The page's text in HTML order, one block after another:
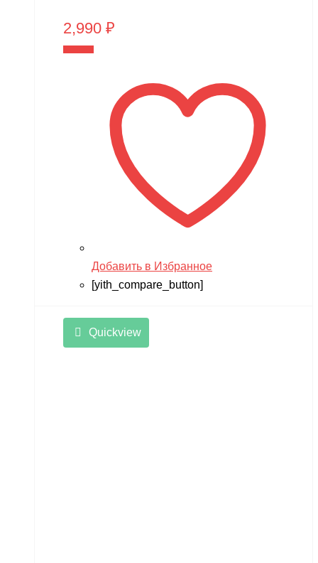
2,990 ₽
Добавить в Избранное
[yith_compare_button]
Quickview